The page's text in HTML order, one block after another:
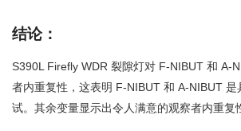
结论：
S390L Firefly WDR 裂隙灯对 F-NIBUT 和 A-
者内重复性，这表明 F-NIBUT 和 A-NIBUT 是
试。其余变量显示出令人满意的观察者内重复